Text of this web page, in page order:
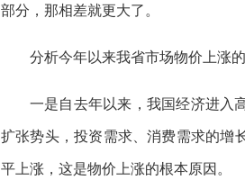
部分，那相差就更大了。
分析今年以来我省市场物价上涨
一是自去年以来，我国经济进入
扩张势头，投资需求、消费需求的增
平上涨，这是物价上涨的根本原因。